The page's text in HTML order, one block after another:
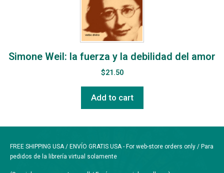
Simone Weil: la fuerza y la debilidad del amor
$21.50
Add to cart
FREE SHIPPING USA / ENVÍO GRATIS USA - For web-store orders only / Para
pedidos de la librería virtual solamente